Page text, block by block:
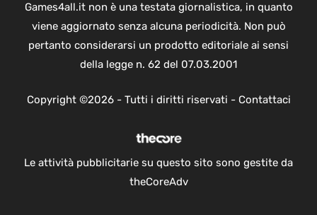
Games4all.it non è una testata giornalistica, in quanto
viene aggiornato senza alcuna periodicità. Non può
pertanto considerarsi un prodotto editoriale ai sensi
della legge n. 62 del 07.03.2001
Copyright ©2026 - Tutti i diritti riservati - Contattaci
Le attività pubblicitarie su questo sito sono gestite da
theCoreAdv